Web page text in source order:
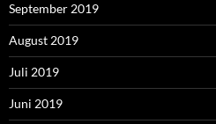
September 2019
August 2019
Juli 2019
Juni 2019